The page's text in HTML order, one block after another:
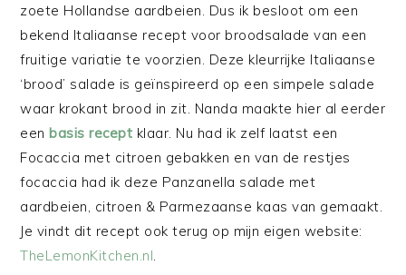
zoete Hollandse aardbeien. Dus ik besloot om een
bekend Italiaanse recept voor broodsalade van een
fruitige variatie te voorzien. Deze kleurrijke Italiaanse
‘brood’ salade is geïnspireerd op een simpele salade
waar krokant brood in zit. Nanda maakte hier al eerder
eenbasis recept klaar. Nu had ik zelf laatst een
Focaccia met citroen gebakken en van de restjes
focaccia had ik deze Panzanella salade met
aardbeien, citroen & Parmezaanse kaas van gemaakt.
Je vindt dit recept ook terug op mijn eigen website:
TheLemonKitchen.nl.